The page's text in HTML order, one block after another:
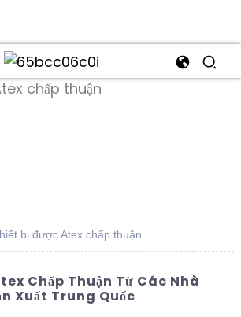
bị được Atex chấp thuận
Chấp Thuận Từ Các Nhà
Xuất Trung Quốc